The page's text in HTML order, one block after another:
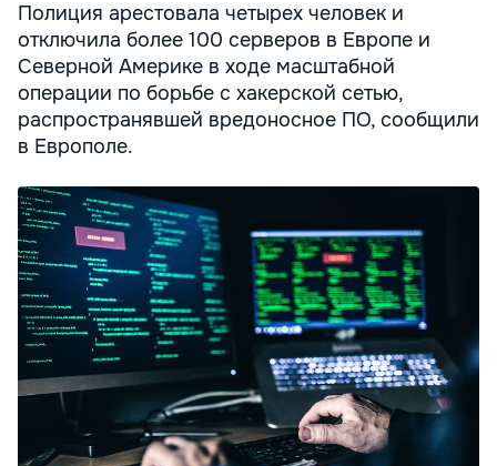
Полиция арестовала четырех человек и
отключила более 100 серверов в Европе и
Северной Америке в ходе масштабной
операции по борьбе с хакерской сетью,
распространявшей вредоносное ПО, сообщили
в Европоле.